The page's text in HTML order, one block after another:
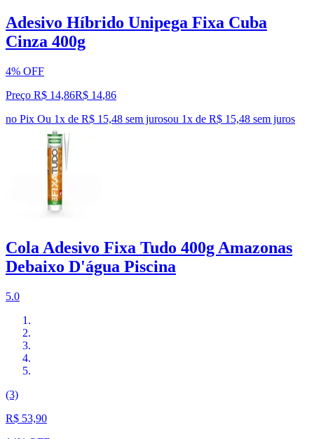
Adesivo Híbrido Unipega Fixa Cuba
Cinza 400g
4% OFF
Preço R$ 14,86R$ 14,86
no Pix Ou 1x de R$ 15,48 sem jurosou 1x de R$ 15,48 sem juros
Cola Adesivo Fixa Tudo 400g Amazonas
Debaixo D'água Piscina
5.0
(3)
R$ 53,90